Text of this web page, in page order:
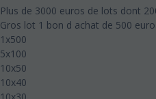
Plus de 3000 euros de lots dont
Gros lot 1 bon d achat de 500
1x500
5x100
10x50
10x40